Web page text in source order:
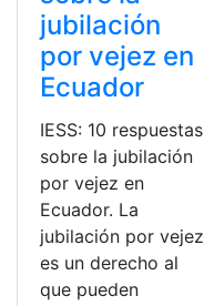
jubilación
por vejez en
Ecuador
IESS: 10 respuestas
sobre la jubilación
por vejez en
Ecuador. La
jubilación por vejez
es un derecho al
que pueden